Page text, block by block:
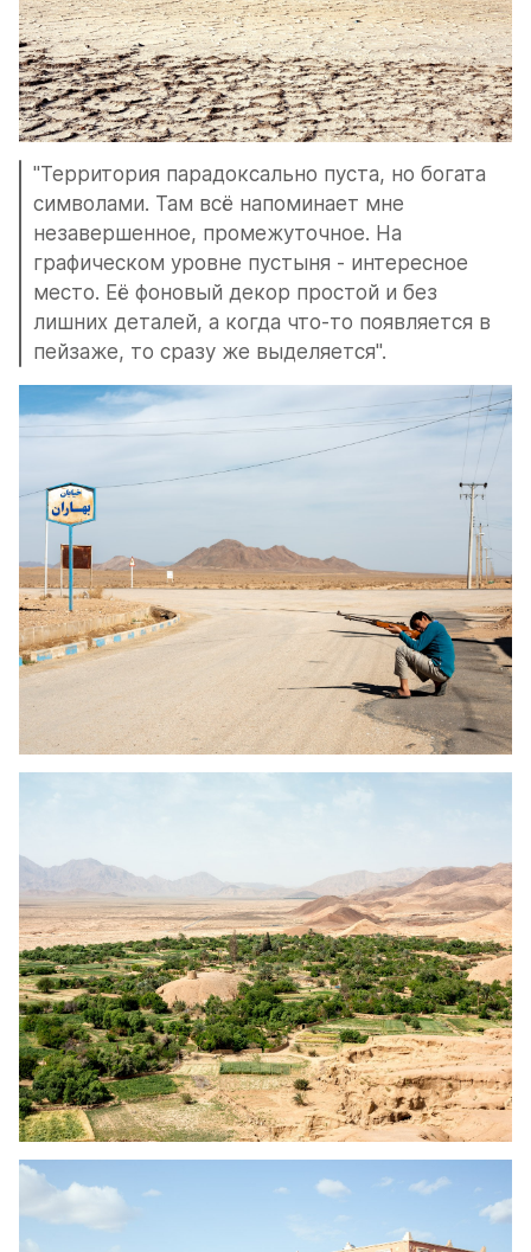
"Территория парадоксально пуста, но богата
символами. Там всё напоминает мне
незавершенное, промежуточное. На
графическом уровне пустыня - интересное
место. Её фоновый декор простой и без
лишних деталей, а когда что-то появляется в
пейзаже, то сразу же выделяется".